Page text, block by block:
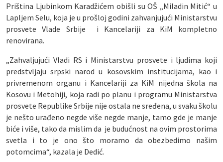
Priština Ljubinkom Karadžićem obišli su OŠ „Miladin Mitić“ u
Lapljem Selu, koja je u prošloj godini zahvanjujući Ministarstvu
prosvete Vlade Srbije i Kancelariji za KiM kompletno
renovirana.
„Zahvaljujući Vladi RS i Ministarstvu prosvete i ljudima koji
predstvljaju srpski narod u kosovskim institucijama, kao i
privremenom organu i Kancelariji za KiM nijedna škola na
Kosovu i Metohiji, koja radi po planu i programu Ministarstva
prosvete Republike Srbije nije ostala ne sređena, u svaku školu
je nešto urađeno negde više negde manje, tamo gde je manje
biće i više, tako da mislim da je budućnost na ovim prostorima
svetla i to je ono što moramo da obezbedimo našim
potomcima“, kazala je Dedić.